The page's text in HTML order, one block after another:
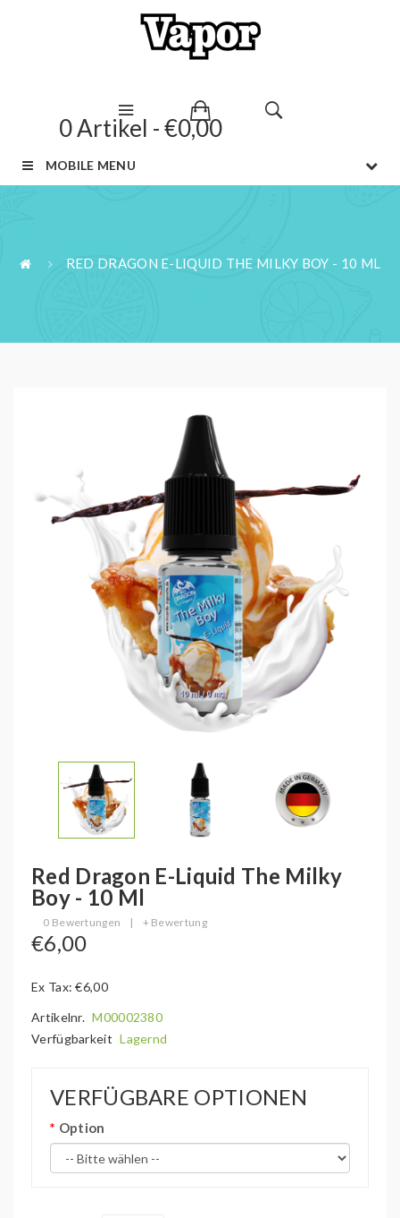
0 Artikel - €0,00
MOBILE MENU
RED DRAGON E-LIQUID THE MILKY BOY - 10 ML
Red Dragon E-Liquid The Milky
Boy - 10 Ml
0 Bewertungen | + Bewertung
€6,00
Ex Tax: €6,00
Artikelnr. M00002380
Verfügbarkeit Lagernd
VERFÜGBARE OPTIONEN
Option